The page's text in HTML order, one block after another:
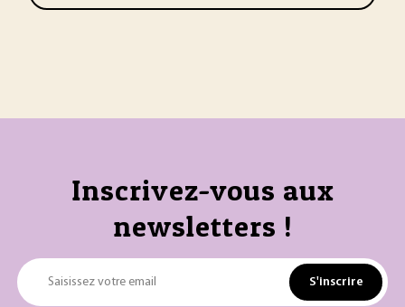
Inscrivez-vous aux
newsletters !
Saisissez votre email S'inscrire